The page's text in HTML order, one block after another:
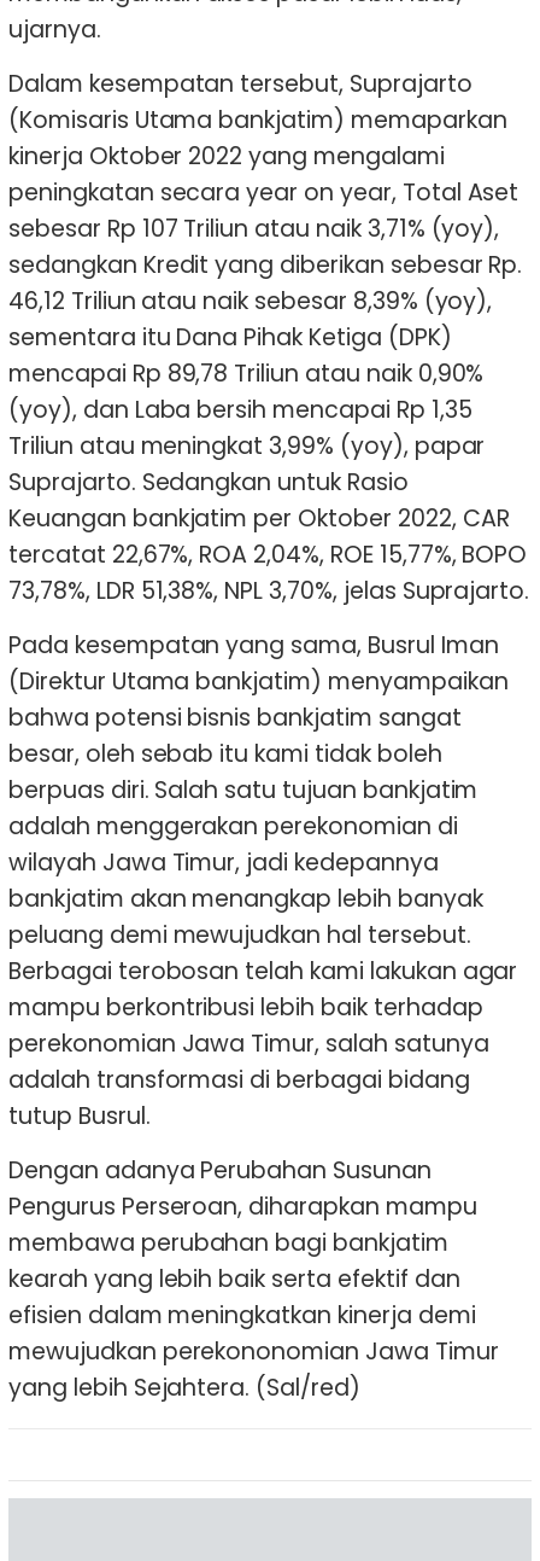
ujarnya.
Dalam kesempatan tersebut, Suprajarto
(Komisaris Utama bankjatim) memaparkan
kinerja Oktober 2022 yang mengalami
peningkatan secara year on year, Total Aset
sebesar Rp 107 Triliun atau naik 3,71% (yoy),
sedangkan Kredit yang diberikan sebesar Rp.
46,12 Triliun atau naik sebesar 8,39% (yoy),
sementara itu Dana Pihak Ketiga (DPK)
mencapai Rp 89,78 Triliun atau naik 0,90%
(yoy), dan Laba bersih mencapai Rp 1,35
Triliun atau meningkat 3,99% (yoy), papar
Suprajarto. Sedangkan untuk Rasio
Keuangan bankjatim per Oktober 2022, CAR
tercatat 22,67%, ROA 2,04%, ROE 15,77%, BOPO
73,78%, LDR 51,38%, NPL 3,70%, jelas Suprajarto.
Pada kesempatan yang sama, Busrul Iman
(Direktur Utama bankjatim) menyampaikan
bahwa potensi bisnis bankjatim sangat
besar, oleh sebab itu kami tidak boleh
berpuas diri. Salah satu tujuan bankjatim
adalah menggerakan perekonomian di
wilayah Jawa Timur, jadi kedepannya
bankjatim akan menangkap lebih banyak
peluang demi mewujudkan hal tersebut.
Berbagai terobosan telah kami lakukan agar
mampu berkontribusi lebih baik terhadap
perekonomian Jawa Timur, salah satunya
adalah transformasi di berbagai bidang
tutup Busrul.
Dengan adanya Perubahan Susunan
Pengurus Perseroan, diharapkan mampu
membawa perubahan bagi bankjatim
kearah yang lebih baik serta efektif dan
efisien dalam meningkatkan kinerja demi
mewujudkan perekononomian Jawa Timur
yang lebih Sejahtera. (Sal/red)